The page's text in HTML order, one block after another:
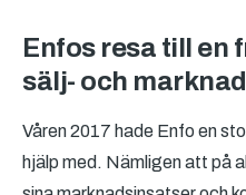
Enfos resa till en
sälj- och
Våren 2017 hade Enfo en
hjälp med. Nämligen att på